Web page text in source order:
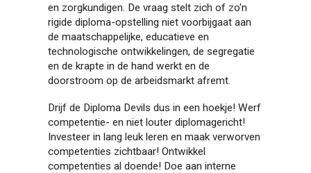
en zorgkundigen. De vraag stelt zich of zo'n
rigide diploma-opstelling niet voorbijgaat aan
de maatschappelijke, educatieve en
technologische ontwikkelingen, de segregatie
en de krapte in de hand werkt en de
doorstroom op de arbeidsmarkt afremt.
Drijf de Diploma Devils dus in een hoekje! Werf
competentie- en niet louter diplomagericht!
Investeer in lang leuk leren en maak verworven
competenties zichtbaar! Ontwikkel
competenties al doende! Doe aan interne